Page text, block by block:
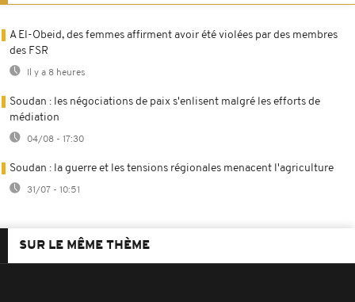
A El-Obeid, des femmes affirment avoir été violées par des membres
des FSR
Il y a 8 heures
Soudan : les négociations de paix s'enlisent malgré les efforts de
médiation
04/08 - 17:30
Soudan : la guerre et les tensions régionales menacent l'agriculture
31/07 - 10:51
SUR LE MÊME THÈME